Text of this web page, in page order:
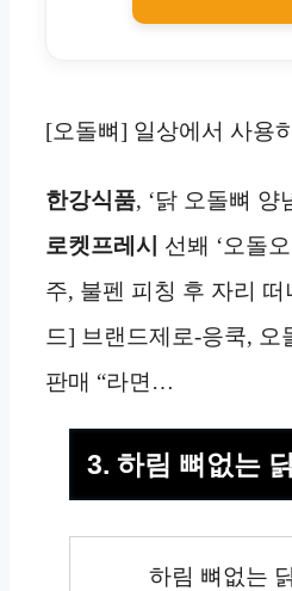
[오돌뼈] 일상에서 사용
한강식품, ‘닭 오돌뼈 양
로켓프레시
선봬 ‘오돌
주, 불펜 피칭 후 자리
드] 브랜드제로-응쿡, 오
판매 “라면…
3. 하림 뼈없는
하림 뼈없는